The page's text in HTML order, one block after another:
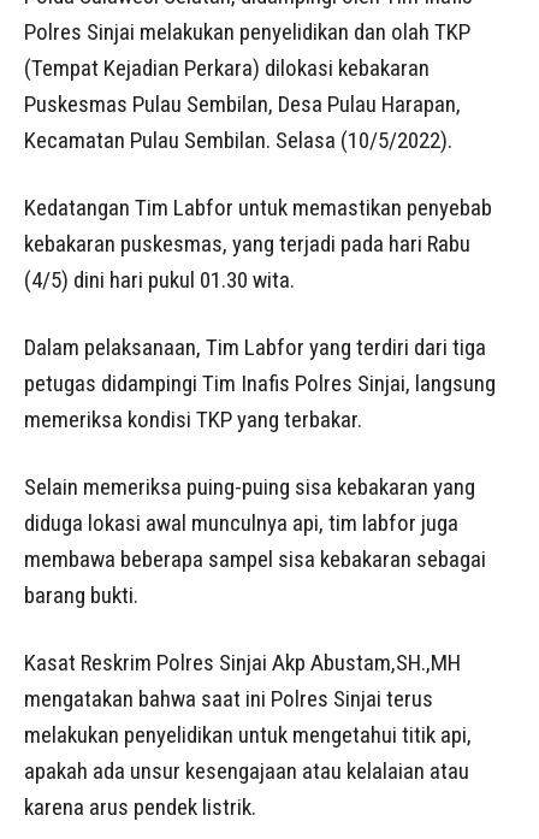
Polres Sinjai melakukan penyelidikan dan olah TKP
(Tempat Kejadian Perkara) dilokasi kebakaran
Puskesmas Pulau Sembilan, Desa Pulau Harapan,
Kecamatan Pulau Sembilan. Selasa (10/5/2022).
Kedatangan Tim Labfor untuk memastikan penyebab
kebakaran puskesmas, yang terjadi pada hari Rabu
(4/5) dini hari pukul 01.30 wita.
Dalam pelaksanaan, Tim Labfor yang terdiri dari tiga
petugas didampingi Tim Inafis Polres Sinjai, langsung
memeriksa kondisi TKP yang terbakar.
Selain memeriksa puing-puing sisa kebakaran yang
diduga lokasi awal munculnya api, tim labfor juga
membawa beberapa sampel sisa kebakaran sebagai
barang bukti.
Kasat Reskrim Polres Sinjai Akp Abustam,SH.,MH
mengatakan bahwa saat ini Polres Sinjai terus
melakukan penyelidikan untuk mengetahui titik api,
apakah ada unsur kesengajaan atau kelalaian atau
karena arus pendek listrik.